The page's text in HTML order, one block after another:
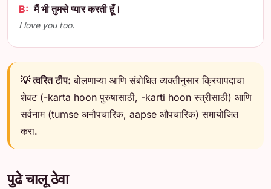
B: मैं भी तुमसे प्यार करती हूँ।
I love you too.
💡 त्वरित टीप: बोलणाऱ्या आणि संबोधित व्यक्तीनुसार क्रियापदाचा
शेवट (-karta hoon पुरुषासाठी, -karti hoon स्त्रीसाठी) आणि
सर्वनाम (tumse अनौपचारिक, aapse औपचारिक) समायोजित
करा.
पुढे चालू ठेवा